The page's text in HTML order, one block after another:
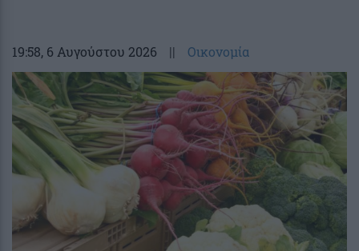
19:58, 6 Αυγούστου 2026 || Οικονομία